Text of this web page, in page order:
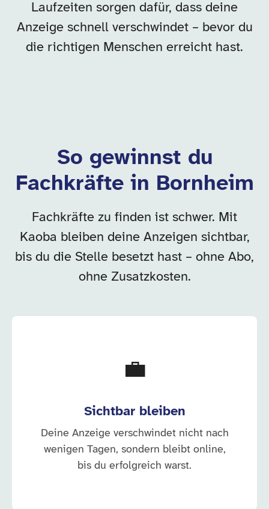
Laufzeiten sorgen dafür, dass deine
Anzeige schnell verschwindet – bevor du
die richtigen Menschen erreicht hast.
So gewinnst du
Fachkräfte in Bornheim
Fachkräfte zu finden ist schwer. Mit
Kaoba bleiben deine Anzeigen sichtbar,
bis du die Stelle besetzt hast – ohne Abo,
ohne Zusatzkosten.
💼
Sichtbar bleiben
Deine Anzeige verschwindet nicht nach
wenigen Tagen, sondern bleibt online,
bis du erfolgreich warst.